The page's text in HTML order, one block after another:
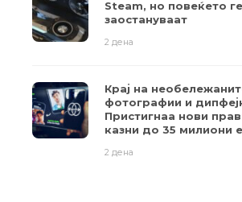
Steam, но повеќето
заостануваат
2 дена
Крај на
фотографии и
Пристигнаа нови
казни до 35 милиони
2 дена